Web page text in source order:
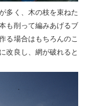
多く、木の枝を束ねた
も削って編みあげるブ
る場合はもちろんのこ
改良し、網が破れると